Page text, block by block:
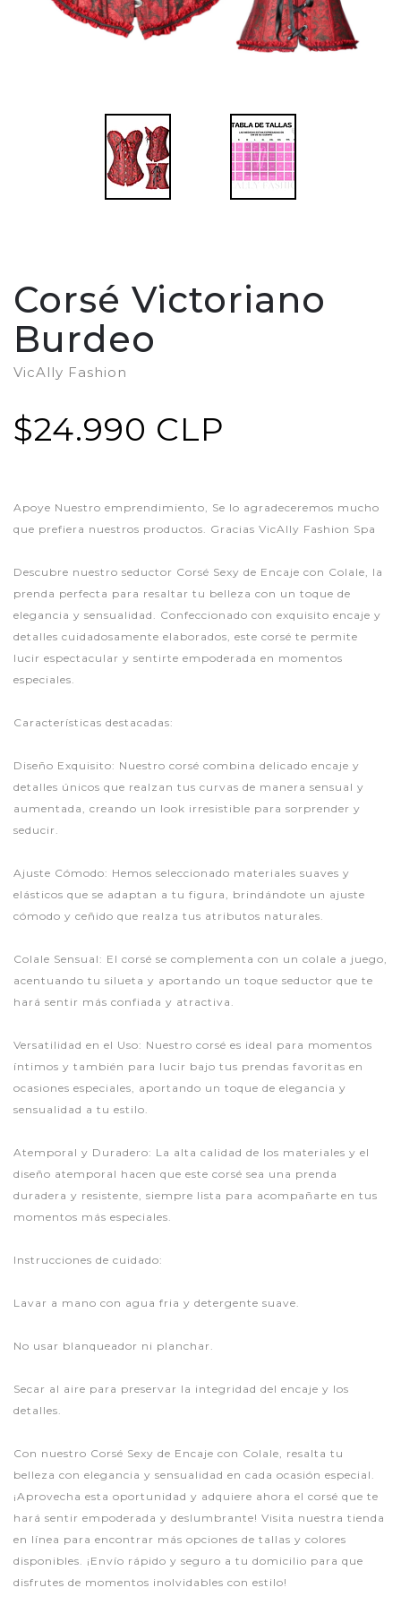
Corsé Victoriano
Burdeo
VicAlly Fashion
$24.990 CLP
Apoye Nuestro emprendimiento, Se lo agradeceremos mucho
que prefiera nuestros productos. Gracias VicAlly Fashion Spa
Descubre nuestro seductor Corsé Sexy de Encaje con Colale, la
prenda perfecta para resaltar tu belleza con un toque de
elegancia y sensualidad. Confeccionado con exquisito encaje y
detalles cuidadosamente elaborados, este corsé te permite
lucir espectacular y sentirte empoderada en momentos
especiales.
Características destacadas:
Diseño Exquisito: Nuestro corsé combina delicado encaje y
detalles únicos que realzan tus curvas de manera sensual y
aumentada, creando un look irresistible para sorprender y
seducir.
Ajuste Cómodo: Hemos seleccionado materiales suaves y
elásticos que se adaptan a tu figura, brindándote un ajuste
cómodo y ceñido que realza tus atributos naturales.
Colale Sensual: El corsé se complementa con un colale a juego,
acentuando tu silueta y aportando un toque seductor que te
hará sentir más confiada y atractiva.
Versatilidad en el Uso: Nuestro corsé es ideal para momentos
íntimos y también para lucir bajo tus prendas favoritas en
ocasiones especiales, aportando un toque de elegancia y
sensualidad a tu estilo.
Atemporal y Duradero: La alta calidad de los materiales y el
diseño atemporal hacen que este corsé sea una prenda
duradera y resistente, siempre lista para acompañarte en tus
momentos más especiales.
Instrucciones de cuidado:
Lavar a mano con agua fria y detergente suave.
No usar blanqueador ni planchar.
Secar al aire para preservar la integridad del encaje y los
detalles.
Con nuestro Corsé Sexy de Encaje con Colale, resalta tu
belleza con elegancia y sensualidad en cada ocasión especial.
¡Aprovecha esta oportunidad y adquiere ahora el corsé que te
hará sentir empoderada y deslumbrante! Visita nuestra tienda
en línea para encontrar más opciones de tallas y colores
disponibles. ¡Envío rápido y seguro a tu domicilio para que
disfrutes de momentos inolvidables con estilo!